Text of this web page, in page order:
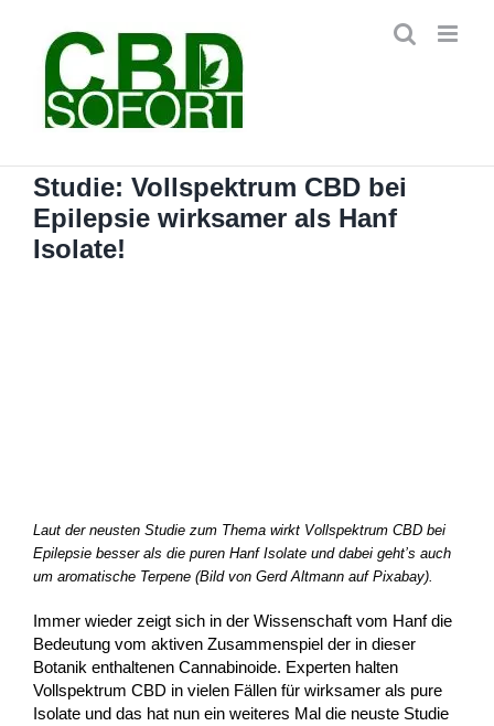
springen
Studie: Vollspektrum CBD bei
Epilepsie wirksamer als Hanf
Isolate!
Laut der neusten Studie zum Thema wirkt Vollspektrum CBD bei
Epilepsie besser als die puren Hanf Isolate und dabei geht’s auch
um aromatische Terpene (Bild von Gerd Altmann auf Pixabay).
Immer wieder zeigt sich in der Wissenschaft vom Hanf die
Bedeutung vom aktiven Zusammenspiel der in dieser
Botanik enthaltenen Cannabinoide. Experten halten
Vollspektrum CBD in vielen Fällen für wirksamer als pure
Isolate und das hat nun ein weiteres Mal die neuste Studie